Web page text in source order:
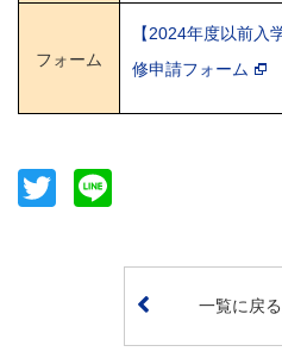
フォーム
【2024年度以前入
修申請フォーム
Twitter
一覧に戻